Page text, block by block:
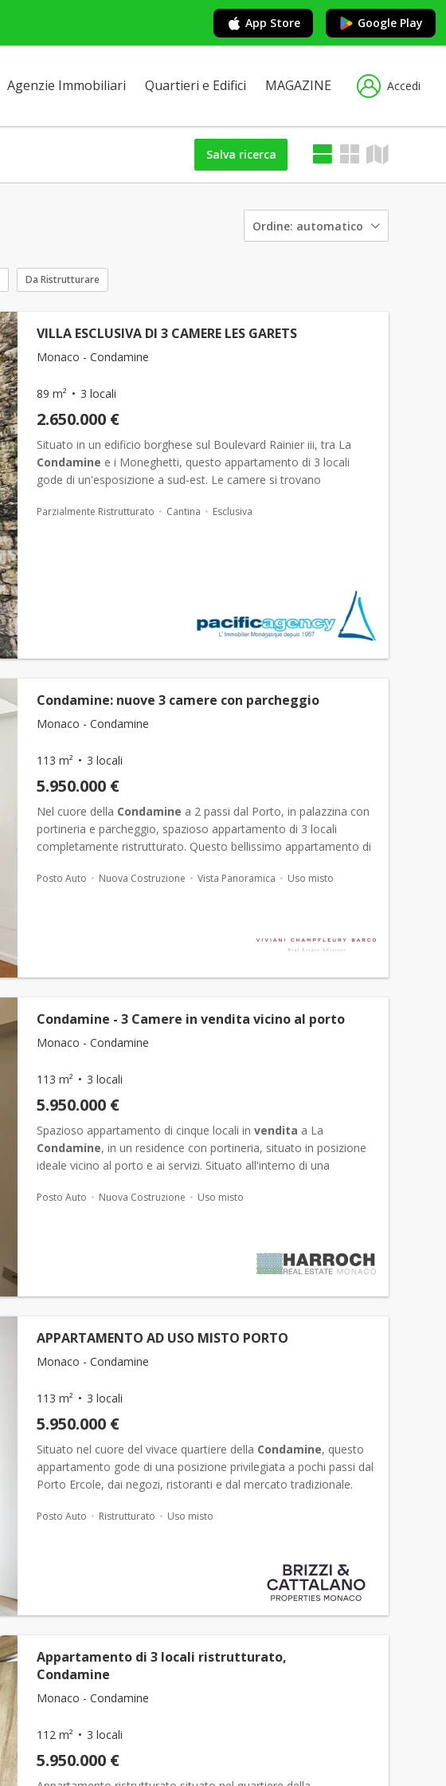
App Store Google Play
Agenzie Immobiliari Quartieri e Edifici MAGAZINE Accedi
Ordine: automatico
Salva ricerca
Da Ristrutturare
VILLA ESCLUSIVA DI 3 CAMERE LES GARETS
Monaco - Condamine
89 m² 3 locali
2.650.000 €
Situato in un edificio borghese sul Boulevard Rainier iii, tra La
Condamine e i Moneghetti, questo appartamento di 3 locali
gode di un'esposizione a sud-est. Le camere si trovano
Parzialmente Ristrutturato Cantina Esclusiva
Condamine: nuove 3 camere con parcheggio
Monaco - Condamine
113 m² 3 locali
5.950.000 €
Nel cuore della Condamine a 2 passi dal Porto, in palazzina con
portineria e parcheggio, spazioso appartamento di 3 locali
completamente ristrutturato. Questo bellissimo appartamento di
Posto Auto Nuova Costruzione Vista Panoramica Uso misto
Condamine - 3 Camere in vendita vicino al porto
Monaco - Condamine
113 m² 3 locali
5.950.000 €
Spazioso appartamento di cinque locali in vendita a La
Condamine, in un residence con portineria, situato in posizione
ideale vicino al porto e ai servizi. Situato all'interno di una
Posto Auto Nuova Costruzione Uso misto
APPARTAMENTO AD USO MISTO PORTO
Monaco - Condamine
113 m² 3 locali
5.950.000 €
Situato nel cuore del vivace quartiere della Condamine, questo
appartamento gode di una posizione privilegiata a pochi passi dal
Porto Ercole, dai negozi, ristoranti e dal mercato tradizionale.
Posto Auto Ristrutturato Uso misto
Appartamento di 3 locali ristrutturato,
Condamine
Monaco - Condamine
112 m² 3 locali
5.950.000 €